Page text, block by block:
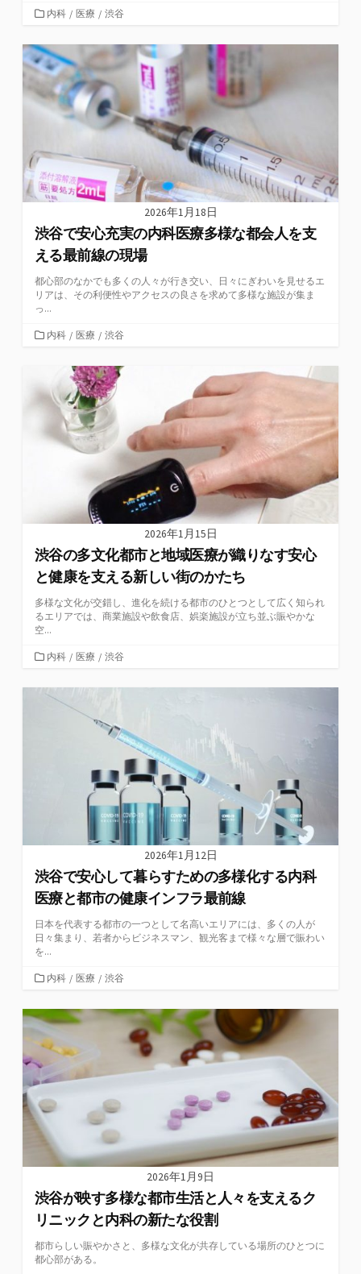
カ
ゴ
リ
ー
内科 / 医療 / 渋谷
2026年1月18日
渋谷で安心充実の内科医療多様な都会人を支
える最前線の現場
都心部のなかでも多くの人々が行き交い、日々にぎわいを見せるエ
リアは、その利便性やアクセスの良さを求めて多様な施設が集ま
っ...
カ
ー
内科 / 医療 / 渋谷
2026年1月15日
渋谷の多文化都市と地域医療が織りなす安心
と健康を支える新しい街のかたち
多様な文化が交錯し、進化を続ける都市のひとつとして広く知られ
るエリアでは、商業施設や飲食店、娯楽施設が立ち並ぶ賑やかな
空...
カ
ゴ
内科 / 医療 / 渋谷
2026年1月12日
渋谷で安心して暮らすための多様化する内科
医療と都市の健康インフラ最前線
日本を代表する都市の一つとして名高いエリアには、多くの人が
日々集まり、若者からビジネスマン、観光客まで様々な層で賑わい
を...
カ
ゴ
リ
ー
内科 / 医療 / 渋谷
2026年1月9日
渋谷が映す多様な都市生活と人々を支えるク
リニックと内科の新たな役割
都市らしい賑やかさと、多様な文化が共存している場所のひとつに
都心部がある。